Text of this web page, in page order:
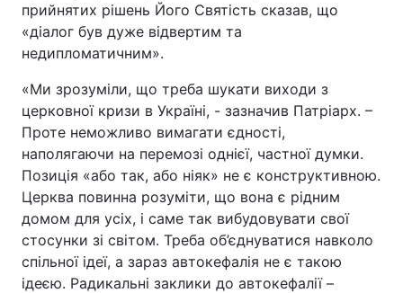
прийнятих рішень Його Святість сказав, що
«діалог був дуже відвертим та
недипломатичним».
«Ми зрозуміли, що треба шукати виходи з
церковної кризи в Україні, - зазначив Патріарх. –
Проте неможливо вимагати єдності,
наполягаючи на перемозі однієї, частної думки.
Позиція «або так, або ніяк» не є конструктивною.
Церква повинна розуміти, що вона є рідним
домом для усіх, і саме так вибудовувати свої
стосунки зі світом. Треба об’єднуватися навколо
спільної ідеї, а зараз автокефалія не є такою
ідеєю. Радикальні заклики до автокефалії –